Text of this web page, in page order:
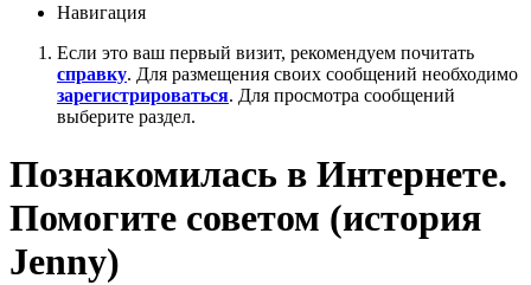
Навигация
Если это ваш первый визит, рекомендуем почитать
справку. Для размещения своих сообщений необходимо
зарегистрироваться. Для просмотра сообщений
выберите раздел.
Познакомилась в Интернете.
Помогите советом (история
Jenny)